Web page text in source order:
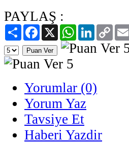
PAYLAŞ :
PaylaşFacebook
X WhatsAppLinkedIn
Copy
Link
Yorumlar (0)
Yorum Yaz
Tavsiye Et
Haberi Yazdir